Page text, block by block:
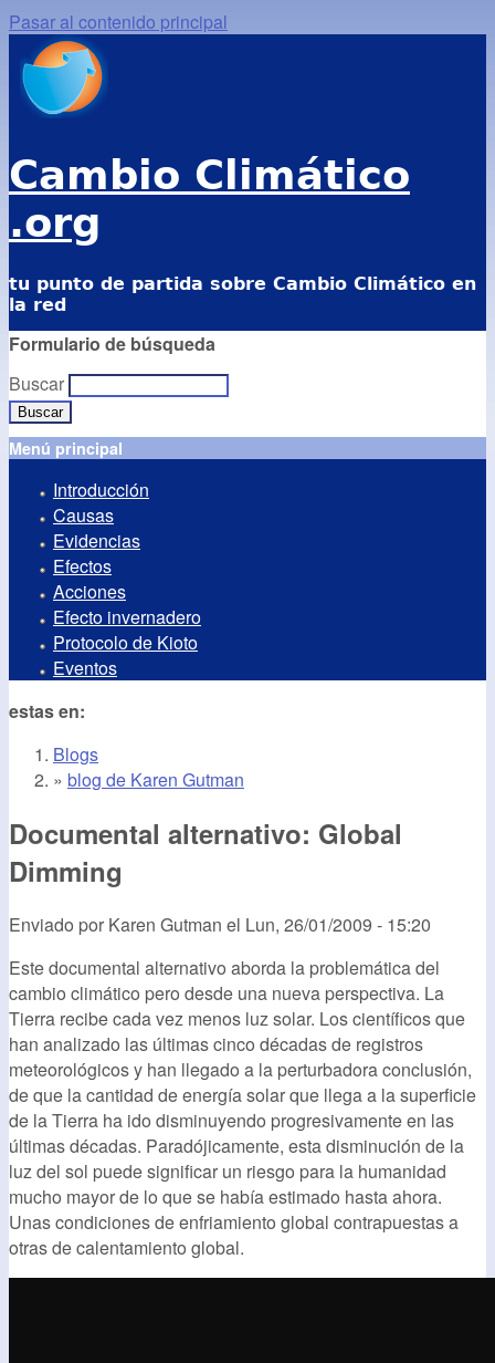
Pasar al contenido principal
Cambio Climático
.org
tu punto de partida sobre Cambio Climático en
la red
Formulario de búsqueda
Buscar
Menú principal
Introducción
Causas
Evidencias
Efectos
Acciones
Efecto invernadero
Protocolo de Kioto
Eventos
estas en:
Blogs
» blog de Karen Gutman
Documental alternativo: Global
Dimming
Enviado por Karen Gutman el Lun, 26/01/2009 - 15:20
Este documental alternativo aborda la problemática del
cambio climático pero desde una nueva perspectiva. La
Tierra recibe cada vez menos luz solar. Los científicos que
han analizado las últimas cinco décadas de registros
meteorológicos y han llegado a la perturbadora conclusión,
de que la cantidad de energía solar que llega a la superficie
de la Tierra ha ido disminuyendo progresivamente en las
últimas décadas. Paradójicamente, esta disminución de la
luz del sol puede significar un riesgo para la humanidad
mucho mayor de lo que se había estimado hasta ahora.
Unas condiciones de enfriamiento global contrapuestas a
otras de calentamiento global.